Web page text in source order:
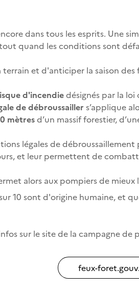
dans tous les esprits. Une
quand les conditions sont
et d'anticiper la saison des
d'incendiedésignés par la
de débroussailler s’applique
mètresd’un massif forestier,
légales de
et leur permettent de
alors aux pompiers de
10 sont d'origine humaine, et
sur le site de la campagne
feux-